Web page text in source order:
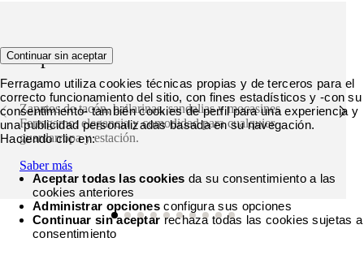
Zapatos
Zapatos de tacón, bailarinas, sandalias y mocasines
Ferragamo: elegancia y comodidad para cualquier
guardarropa y estación.
Saber más
Continuar sin aceptar
Ferragamo utiliza cookies técnicas propias y de terceros para el
correcto funcionamiento del sitio, con fines estadísticos y -con su
consentimiento- también cookies de perfil para una experiencia y
una publicidad personalizadas basada en su navegación.
Haciendo clic en:
Aceptar todas las cookies da su consentimiento a las
cookies anteriores
Administrar opciones configura sus opciones
Continuar sin aceptar rechaza todas las cookies sujetas a
consentimiento